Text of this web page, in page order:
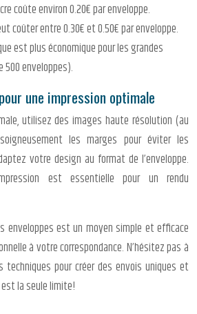
coûte environ 0.20€ par enveloppe.
coûter entre 0.30€ et 0.50€ par enveloppe.
est plus économique pour les grandes
enveloppes).
une impression optimale
utilisez des images haute résolution (au
les marges pour éviter les
votre design au format de l’enveloppe.
est essentielle pour un rendu
enveloppes est un moyen simple et efficace
à votre correspondance. N’hésitez pas à
techniques pour créer des envois uniques et
la seule limite!